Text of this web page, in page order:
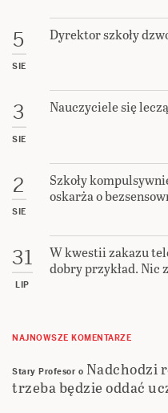
5
SIE
Dyrektor szkoły
3
SIE
Nauczyciele się leczą
2
SIE
Szkoły
oskarża o
31
LIP
W kwestii zakazu
dobry przykład. Nic
NAJNOWSZE KOMENTARZE
Stary Profesor o Nadchodzi
trzeba będzie oddać